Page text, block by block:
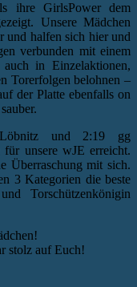
ihre GirlsPower dem
Unsere Mädchen
und halfen sich hier und
verbunden mit einem
in Einzelaktionen,
Torerfolgen belohnen –
der Platte ebenfalls on
und 2:19 gg
für unsere wJE erreicht.
Überraschung mit sich.
3 Kategorien die beste
Torschützenkönigin
stolz auf Euch!